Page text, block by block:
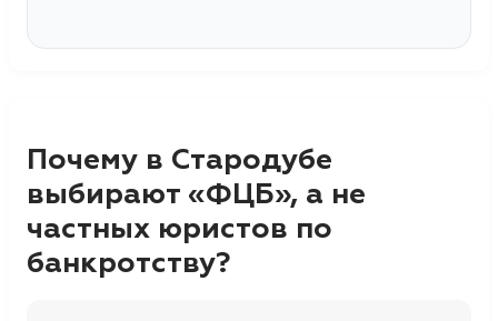
Почему в Стародубе
выбирают «ФЦБ», а не
частных юристов по
банкротству?